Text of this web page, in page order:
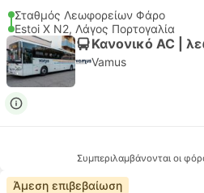
Σταθμός Λεωφορείων Φάρο
Estoi X N2, Λάγος Πορτογαλία
Κανονικό AC |
Vamus
Συμπεριλαμβάνονται οι
Άμεση επιβεβαίωση